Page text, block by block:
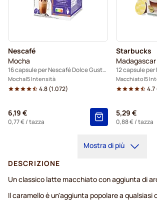
Nescafé
Mocha
16 capsule per Nescafé Dolce Gusto®
Mocha 5 Intensità
4.8(1.072)
6,19 €
0,77 €/ tazza
Starbucks
12 capsule
Macchiato 5
4.7
5,29 €
0,88 €/ tazza
Mostra di più
DESCRIZIONE
Un classico latte macchiato con aggiunta di
Il caramello è un'aggiunta popolare a qualsiasi